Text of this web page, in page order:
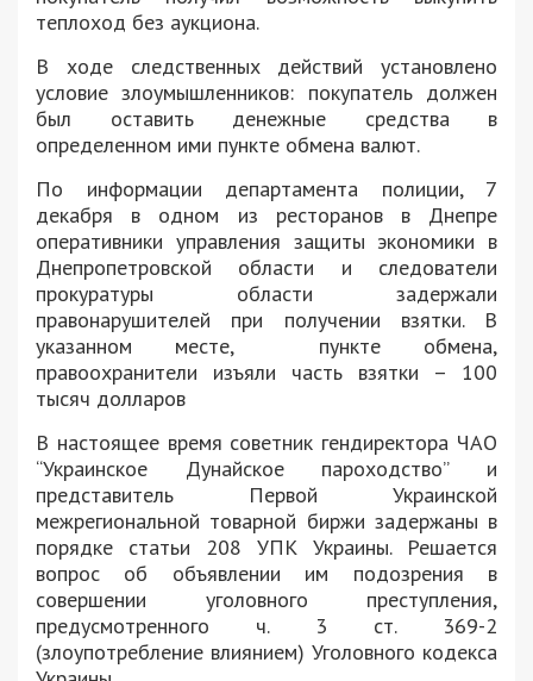
теплоход без аукциона.
В ходе следственных действий установлено
условие злоумышленников: покупатель должен
был оставить денежные средства в
определенном ими пункте обмена валют.
По информации департамента полиции, 7
декабря в одном из ресторанов в Днепре
оперативники управления защиты экономики в
Днепропетровской области и следователи
прокуратуры области задержали
правонарушителей при получении взятки. В
указанном месте, пункте обмена,
правоохранители изъяли часть взятки – 100
тысяч долларов
В настоящее время советник гендиректора ЧАО
“Украинское Дунайское пароходство” и
представитель Первой Украинской
межрегиональной товарной биржи задержаны в
порядке статьи 208 УПК Украины. Решается
вопрос об объявлении им подозрения в
совершении уголовного преступления,
предусмотренного ч. 3 ст. 369-2
(злоупотребление влиянием) Уголовного кодекса